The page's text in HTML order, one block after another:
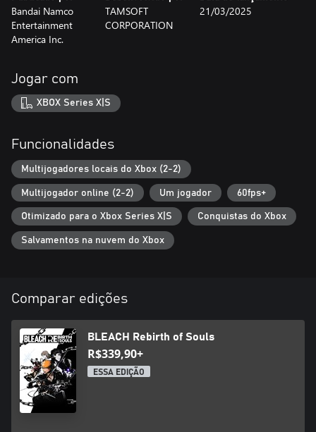
como Ceifeiro de Almas no Arco Ceifeiro de Almas Substituto à
batalha climática contra Sosuke Aizen no Arco Arrancar.
Desbloqueie informações aprofundadas sobre os personagens de
*Edições Deluxe e Ultimate também disponíveis para venda. Evite
compras repetidas.
Bandai Namco
Entertainment
America Inc.
TAMSOFT
CORPORATION
21/03/2025
Jogar com
XBOX Series X|S
Funcionalidades
Multijogadores locais do Xbox (2-2)
Multijogador online (2-2) Um jogador 60fps+
Otimizado para o Xbox Series X|S Conquistas do Xbox
Salvamentos na nuvem do Xbox
Comparar edições
BLEACH Rebirth of Souls
R$339,90+
ESSA EDIÇÃO